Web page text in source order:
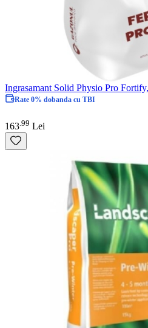
Ingrasamant Solid Physio Pro
Rate 0% dobanda cu TBI
163 99 Lei